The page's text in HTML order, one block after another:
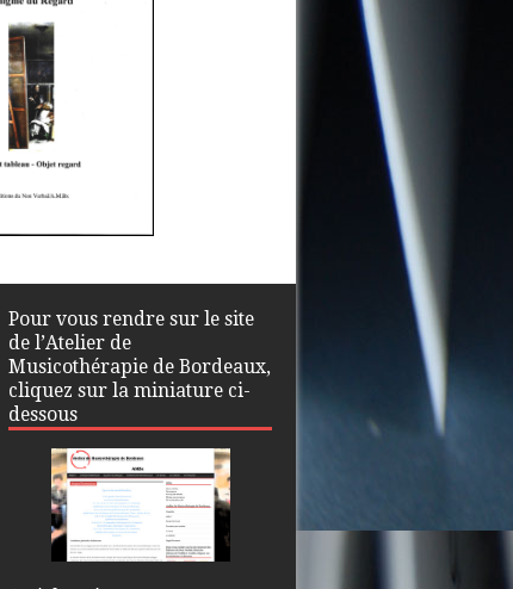
Pour vous rendre sur le site
de l’Atelier de
Musicothérapie de Bordeaux,
cliquez sur la miniature ci-
dessous